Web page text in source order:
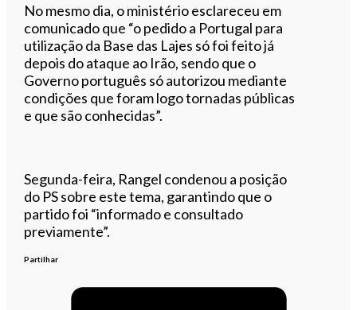
No mesmo dia, o ministério esclareceu em
comunicado que “o pedido a Portugal para
utilização da Base das Lajes só foi feito já
depois do ataque ao Irão, sendo que o
Governo português só autorizou mediante
condições que foram logo tornadas públicas
e que são conhecidas”.
Segunda-feira, Rangel condenou a posição
do PS sobre este tema, garantindo que o
partido foi “informado e consultado
previamente”.
Partilhar